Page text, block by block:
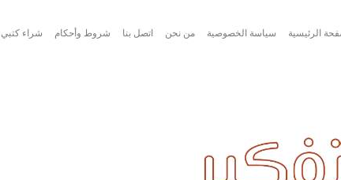
الرئيسية سياسة الخصوصية من نحن اتصل بنا شروط وأحكام شراء كتبي